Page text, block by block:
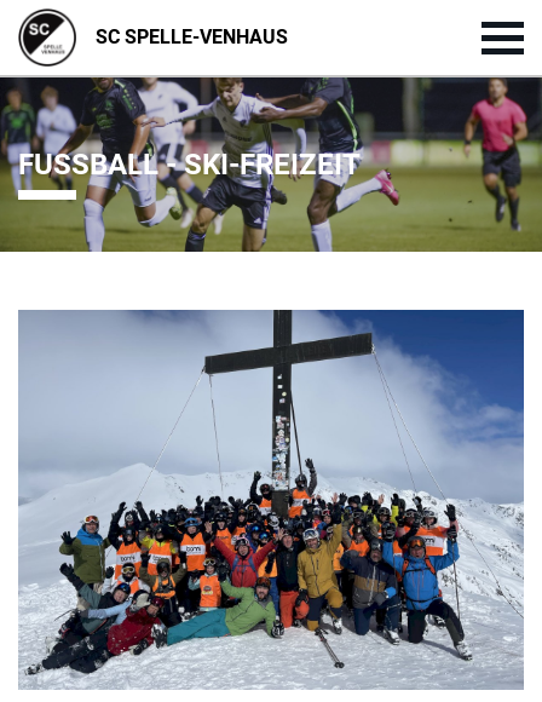
SC SPELLE-VENHAUS
FUSSBALL - SKI-FREIZEIT